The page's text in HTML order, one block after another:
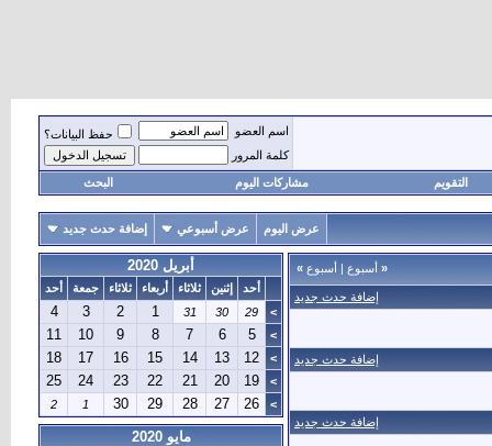
اسم العضو
حفظ البيانات؟
كلمة المرور
التقويم مشاركات اليوم البحث
عرض اليوم عرض أسبوعي إضافة حدث جديد
« أسبوع | أسبوع »
إضافة حدث جديد
إضافة حدث جديد
إضافة حدث جديد
أبريل 2020
أحد إثنين ثلاثاء أربعاء ثلاثاء جمعة
أحد
>
29
30
31
1
2
3
4
>
5
6
7
8
9
10
11
>
12
13
14
15
16
17
18
>
19
20
21
22
23
24
25
>
26
27
28
29
30
1
2
مايو 2020